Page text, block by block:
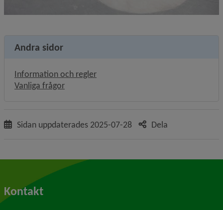
Andra sidor
Information och regler
Vanliga frågor
Sidan uppdaterades 2025-07-28 Dela
Kontakt